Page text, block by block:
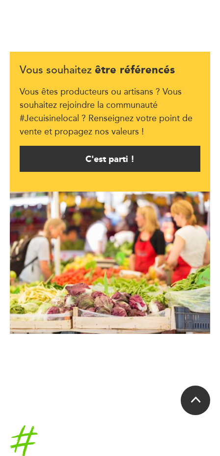
Vous souhaitez être référencés
Vous êtes producteurs ou artisans ? Vous
souhaitez rejoindre la communauté
#Jecuisinelocal ? Renseignez votre point de
vente et propagez nos valeurs !
C'est parti !
Accueil